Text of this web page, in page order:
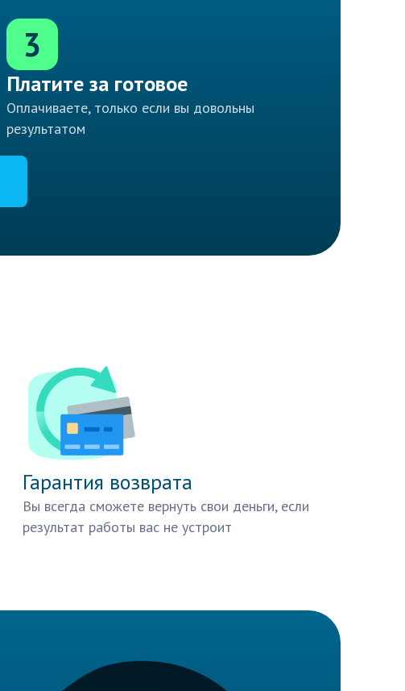
3
Платите за готовое
Оплачиваете, только если вы довольны
результатом
Гарантия возврата
Вы всегда сможете вернуть свои деньги, если
результат работы вас не устроит